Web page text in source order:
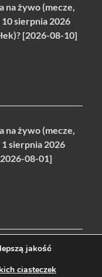
na żywo (mecze,
sierpnia 2026
[2026-08-10]
na żywo (mecze,
sierpnia 2026
08-01]
jakość
ciasteczek